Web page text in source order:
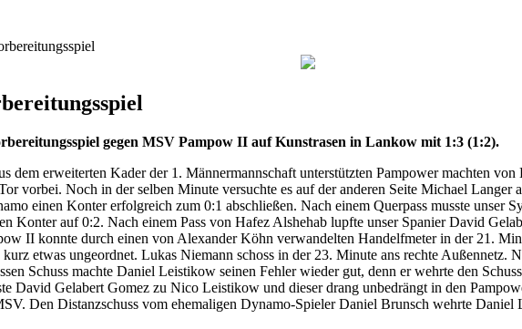
gegen MSV Pampow II auf Kunstrasen in Lankow mit 1:3 (1:2).
dem erweiterten Kader der 1. Männermannschaft unterstützten Pampower machten
vorbei. Noch in der selben Minute versuchte es auf der anderen Seite Michael Langer
einen Konter erfolgreich zum 0:1 abschließen. Nach einem Querpass musste unser
Konter auf 0:2. Nach einem Pass von Hafez Alshehab lupfte unser Spanier David
II konnte durch einen von Alexander Köhn verwandelten Handelfmeter in der 21.
etwas ungeordnet. Lukas Niemann schoss in der 23. Minute ans rechte
Schuss machte Daniel Leistikow seinen Fehler wieder gut, denn er wehrte den
David Gelabert Gomez zu Nico Leistikow und dieser drang unbedrängt in den
Den Distanzschuss vom ehemaligen Dynamo-Spieler Daniel Brunsch wehrte